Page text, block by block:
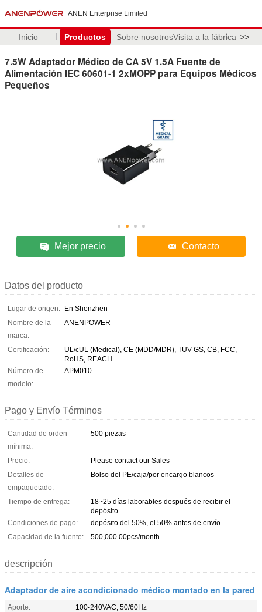
ANEN Enterprise Limited
Inicio Productos Sobre nosotrosVisita a la fábrica >>
7.5W Adaptador Médico de CA 5V 1.5A Fuente de
Alimentación IEC 60601-1 2xMOPP para Equipos Médicos
Pequeños
Mejor precio Contacto
Datos del producto
Lugar de origen: En Shenzhen
Nombre de la
marca:
ANENPOWER
Certificación:
UL/cUL (Medical), CE (MDD/MDR), TUV-GS, CB, FCC,
RoHS, REACH
Número de
modelo:
APM010
Pago y Envío Términos
Cantidad de orden
mínima:
500 piezas
Precio:
Please contact our Sales
Detalles de
empaquetado:
Bolso del PE/caja/por encargo blancos
Tiempo de entrega:
18~25 días laborables después de recibir el
depósito
Condiciones de pago:
depósito del 50%, el 50% antes de envío
Capacidad de la fuente:
500,000.00pcs/month
descripción
Adaptador de aire acondicionado médico montado en la pared
Aporte:
100-240VAC, 50/60Hz